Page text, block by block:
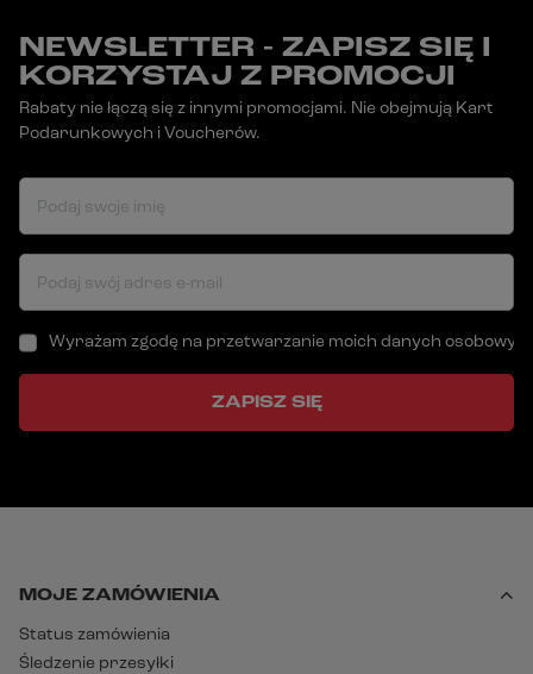
NEWSLETTER - ZAPISZ SIĘ I
KORZYSTAJ Z PROMOCJI
Rabaty nie łączą się z innymi promocjami. Nie obejmują Kart
Podarunkowych i Voucherów.
Podaj swoje imię
Podaj swój adres e-mail
Wyrażam zgodę na przetwarzanie moich danych
ZAPISZ SIĘ
MOJE ZAMÓWIENIA
Status zamówienia
Śledzenie przesyłki